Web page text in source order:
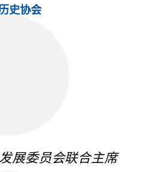
史协会
发展委员会联合主席